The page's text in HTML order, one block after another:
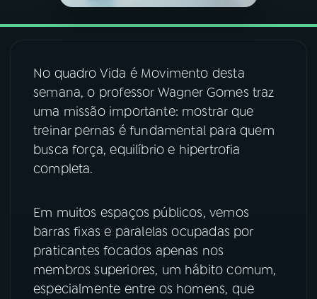
05PODCASTS
06VIDEOCASTS
07
08FESTIVAL DE MÚSICA
ACOMPANHE A RÁDIO NACIONAL
YouTube Facebook
Instagram X
No quadro Vida é Movimento desta
semana, o professor Wagner Gomes traz
uma missão importante: mostrar que
treinar pernas é fundamental para quem
busca força, equilíbrio e hipertrofia
completa.
Em muitos espaços públicos, vemos
barras fixas e paralelas ocupadas por
praticantes focados apenas nos
membros superiores, um hábito comum,
especialmente entre os homens, que